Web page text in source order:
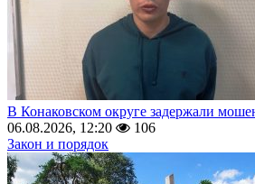
В Конаковском округе задержали
06.08.2026, 12:20
106
Закон и порядок